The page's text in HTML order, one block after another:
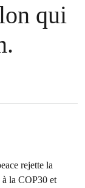
qui
rejette la
la COP30 et